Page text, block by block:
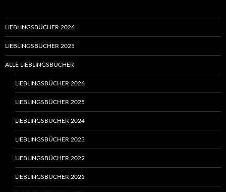
LIEBLINGSBÜCHER 2026
LIEBLINGSBÜCHER 2025
ALLE LIEBLINGSBÜCHER
LIEBLINGSBÜCHER 2026
LIEBLINGSBÜCHER 2025
LIEBLINGSBÜCHER 2024
LIEBLINGSBÜCHER 2023
LIEBLINGSBÜCHER 2022
LIEBLINGSBÜCHER 2021